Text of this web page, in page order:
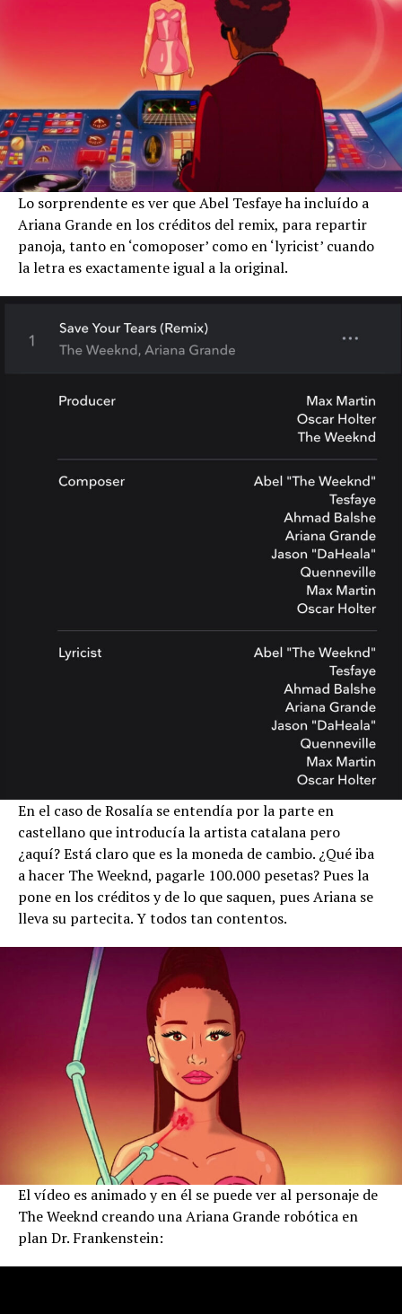
Lo sorprendente es ver que Abel Tesfaye ha incluído a
Ariana Grande en los créditos del remix, para repartir
panoja, tanto en ‘comoposer’ como en ‘lyricist’ cuando
la letra es exactamente igual a la original.
En el caso de Rosalía se entendía por la parte en
castellano que introducía la artista catalana pero
¿aquí? Está claro que es la moneda de cambio. ¿Qué iba
a hacer The Weeknd, pagarle 100.000 pesetas? Pues la
pone en los créditos y de lo que saquen, pues Ariana se
lleva su partecita. Y todos tan contentos.
El vídeo es animado y en él se puede ver al personaje de
The Weeknd creando una Ariana Grande robótica en
plan Dr. Frankenstein: